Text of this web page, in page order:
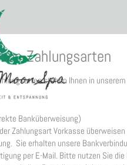
Zahlungsarten
stehen Ihnen in
Banküberweisung)
Zahlungsart Vorkasse
Sie erhalten unsere
per E-Mail. Bitte nutzen Sie